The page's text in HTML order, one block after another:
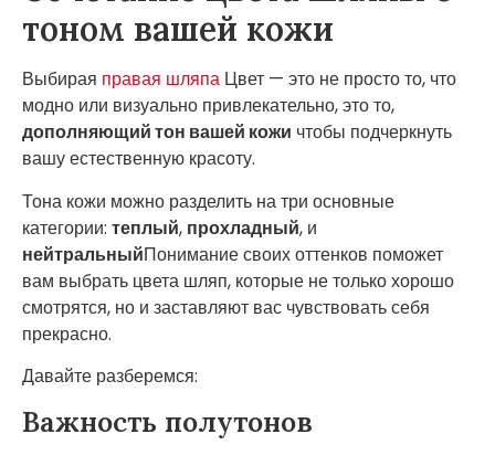
тоном вашей кожи
Выбирая правая шляпа Цвет — это не просто то, что
модно или визуально привлекательно, это то,
дополняющий тон вашей кожи чтобы подчеркнуть
вашу естественную красоту.
Тона кожи можно разделить на три основные
категории: теплый, прохладный, и
нейтральныйПонимание своих оттенков поможет
вам выбрать цвета шляп, которые не только хорошо
смотрятся, но и заставляют вас чувствовать себя
прекрасно.
Давайте разберемся:
Важность полутонов